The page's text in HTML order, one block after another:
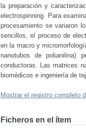
la preparación y
electrospinning. Para
procesamiento se variaron
sencillos, el proceso de
en la macro y
nanotubos de polianilina)
conductoras. Las matrices
biomédicos e ingeniería de
Mostrar el registro completo
Ficheros en el ítem